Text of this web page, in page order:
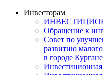
Инвесторам
Обращение к
Совет по
развитию
в городе Кургане
Инвестиционная